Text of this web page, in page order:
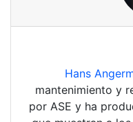
Hans
mantenimiento y
por ASE y ha